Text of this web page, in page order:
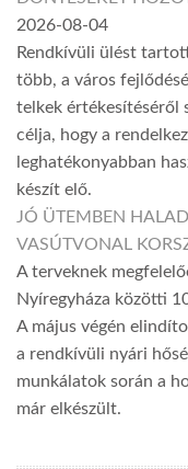
2026-08-04
Rendkívüli ülést
több, a város
telkek értékesítéséről
célja, hogy a
leghatékonyabban
készít elő.
JÓ ÜTEMBEN
VASÚTVONAL
A terveknek
Nyíregyháza közötti
A május végén
a rendkívüli nyári
munkálatok során a
már elkészült.